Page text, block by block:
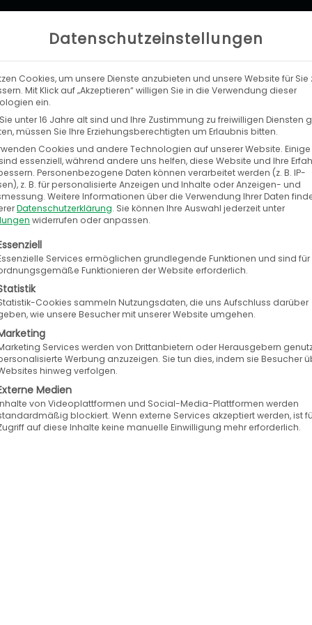
LEISTUNGEN UNTERNEHMEN
Lösung im Reifen- und
für Reifen, Felgen, RDKS-Teile,
Deutschland. Überwww.tyresystem.de
an Reifenfachhändlern, Kfz-
ist keine Nutzungsgebühr fällig und auch
nicht genannt. Zur permanenten
Erfahrung im Reifenfachhandel, das
bei.
TyreSystem Vorteile wie eine kompetente
Rechnungen oder Retouren
Datenschutzeinstellungen
Cookies, um unsere Dienste anzubieten und unsere Website für Sie
Mit Klick auf „Akzeptieren“ willigen Sie in die Verwendung dieser
ein.
unter 16 Jahre alt sind und Ihre Zustimmung zu freiwilligen Diensten
müssen Sie Ihre Erziehungsberechtigten um Erlaubnis bitten.
Cookies und andere Technologien auf unserer Website.
essenziell, während andere uns helfen, diese Website und Ihre
Personenbezogene Daten können verarbeitet werden (z. B. IP-
z. B. für personalisierte Anzeigen und Inhalte oder Anzeigen- und
Weitere Informationen über die Verwendung Ihrer Daten
Datenschutzerklärung. Sie können Ihre Auswahl jederzeit unter
widerrufen oder anpassen.
eine Liste der Service-Gruppen, für die eine
Services ermöglichen grundlegende Funktionen und sind
Funktionieren der Website erforderlich.
Cookies sammeln Nutzungsdaten, die uns Aufschluss darüber
wie unsere Besucher mit unserer Website umgehen.
Services werden von Drittanbietern oder Herausgebern
Werbung anzuzeigen. Sie tun dies, indem sie Besucher
hinweg verfolgen.
Medien
von Videoplattformen und Social-Media-Plattformen werden
blockiert. Wenn externe Services akzeptiert werden, ist
auf diese Inhalte keine manuelle Einwilligung mehr erforderlich.